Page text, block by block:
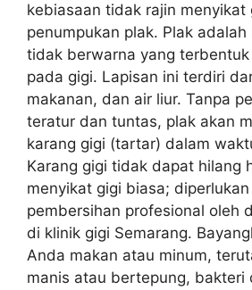
kebiasaan tidak rajin menyikat
penumpukan plak. Plak
tidak berwarna yang
pada gigi. Lapisan ini terdiri
makanan, dan air liur. Tanpa
teratur dan tuntas, plak akan
karang gigi (tartar) dalam
Karang gigi tidak dapat hilang
menyikat gigi biasa;
pembersihan profesional oleh
di klinik gigi Semarang.
Anda makan atau minum,
manis atau bertepung, bakteri